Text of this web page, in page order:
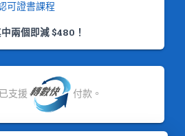
可證書課程
兩個即減 $480！
支援 付款。